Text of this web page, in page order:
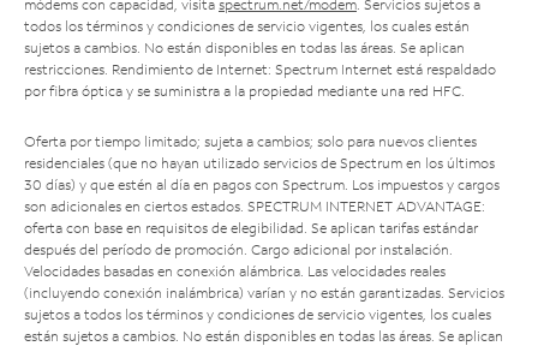
módems con capacidad, visita spectrum.net/modem . Servicios sujetos a
todos los términos y condiciones de servicio vigentes, los cuales están
sujetos a cambios. No están disponibles en todas las áreas. Se aplican
restricciones. Rendimiento de Internet: Spectrum Internet está respaldado
por fibra óptica y se suministra a la propiedad mediante una red HFC.
Oferta por tiempo limitado; sujeta a cambios; solo para nuevos clientes
residenciales (que no hayan utilizado servicios de Spectrum en los últimos
30 días) y que estén al día en pagos con Spectrum. Los impuestos y cargos
son adicionales en ciertos estados. SPECTRUM INTERNET ADVANTAGE:
oferta con base en requisitos de elegibilidad. Se aplican tarifas estándar
después del período de promoción. Cargo adicional por instalación.
Velocidades basadas en conexión alámbrica. Las velocidades reales
(incluyendo conexión inalámbrica) varían y no están garantizadas. Servicios
sujetos a todos los términos y condiciones de servicio vigentes, los cuales
están sujetos a cambios. No están disponibles en todas las áreas. Se aplican